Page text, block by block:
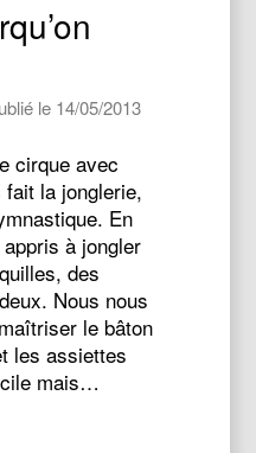
le 14/05/2013
cirque avec
la jonglerie,
En
à jongler
des
Nous nous
le bâton
les assiettes
mais…